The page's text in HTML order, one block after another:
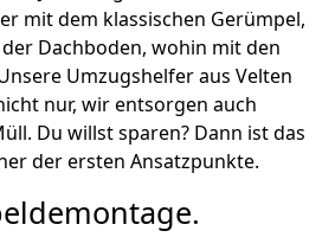
mit dem klassischen Gerümpel,
Dachboden, wohin mit den
Umzugshelfer aus Velten
nur, wir entsorgen auch
Du willst sparen? Dann ist das
der ersten Ansatzpunkte.